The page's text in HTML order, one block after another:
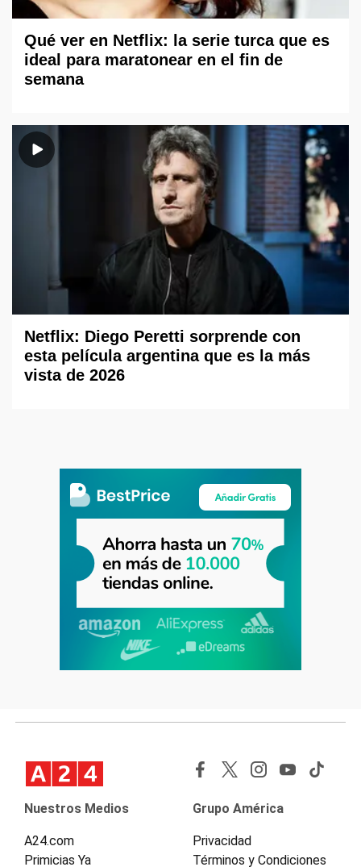
Qué ver en Netflix: la serie turca que es
ideal para maratonear en el fin de
semana
Netflix: Diego Peretti sorprende con
esta película argentina que es la más
vista de 2026
Nuestros Medios
A24.com
Primicias Ya
Grupo América
Privacidad
Términos y Condiciones